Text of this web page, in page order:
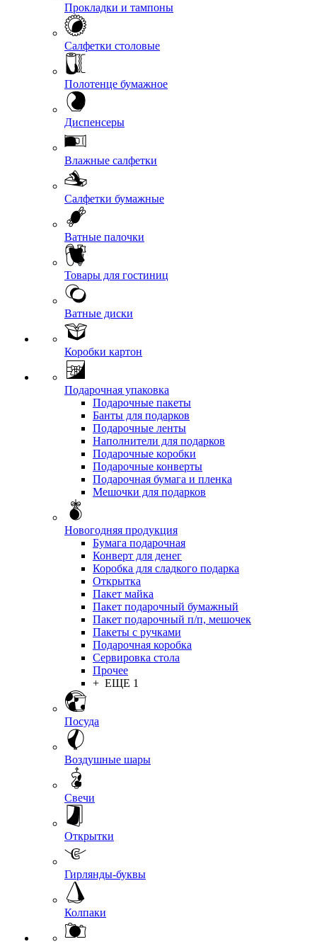
Прокладки и тампоны
Салфетки столовые
Полотенце бумажное
Диспенсеры
Влажные салфетки
Салфетки бумажные
Ватные палочки
Товары для гостиниц
Ватные диски
Коробки картон
Подарочная упаковка
Подарочные пакеты
Банты для подарков
Подарочные ленты
Наполнители для подарков
Подарочные коробки
Подарочные конверты
Подарочная бумага и пленка
Мешочки для подарков
Новогодняя продукция
Бумага подарочная
Конверт для денег
Коробка для сладкого подарка
Открытка
Пакет майка
Пакет подарочный бумажный
Пакет подарочный п/п, мешочек
Пакеты с ручками
Подарочная коробка
Сервировка стола
Прочее
+ ЕЩЕ 1
Посуда
Воздушные шары
Свечи
Открытки
Гирлянды-буквы
Колпаки